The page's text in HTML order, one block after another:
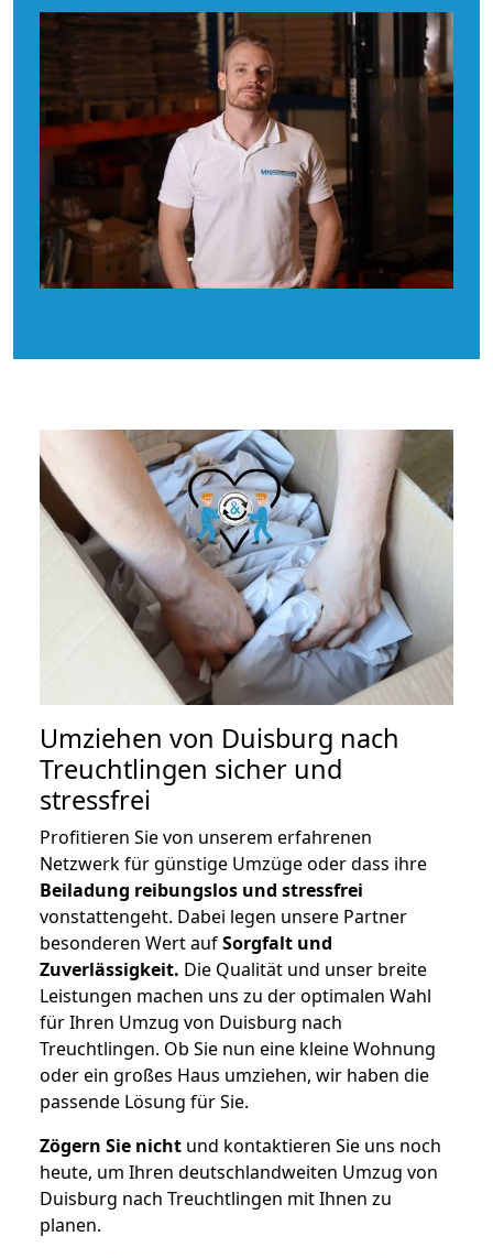
Umziehen von Duisburg nach
Treuchtlingen sicher und
stressfrei
Profitieren Sie von unserem erfahrenen
Netzwerk für günstige Umzüge oder dass ihre
Beiladung reibungslos und stressfrei
vonstattengeht. Dabei legen unsere Partner
besonderen Wert aufSorgfalt und
Zuverlässigkeit. Die Qualität und unser breite
Leistungen machen uns zu der optimalen Wahl
für Ihren Umzug von Duisburg nach
Treuchtlingen. Ob Sie nun eine kleine Wohnung
oder ein großes Haus umziehen, wir haben die
passende Lösung für Sie.
Zögern Sie nicht und kontaktieren Sie uns noch
heute, um Ihren deutschlandweiten Umzug von
Duisburg nach Treuchtlingen mit Ihnen zu
planen.